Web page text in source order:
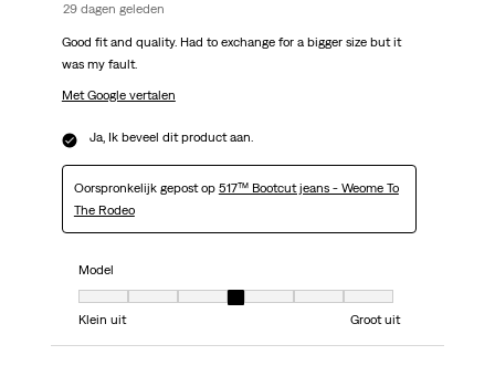
29 dagen geleden
Good fit and quality. Had to exchange for a bigger size but it
was my fault.
Met Google vertalen
Ja, Ik beveel dit product aan.
Oorspronkelijk gepost op 517™ Bootcut jeans - Weome To
The Rodeo
Model
Model, 4 van 7, waarbij 1 gelijk is aan Klein uit en 7 gelijk is aan Groot uit
Klein uit
Groot uit